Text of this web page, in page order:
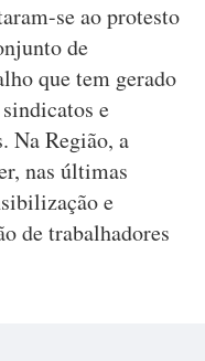
se ao protesto
de
que tem gerado
e
Na Região, a
nas últimas
e
de trabalhadores